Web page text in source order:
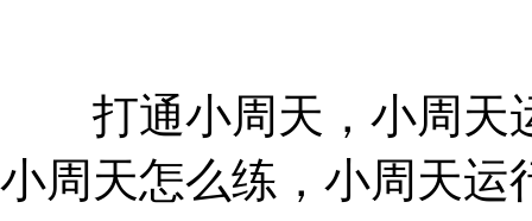
打通小周天，小周天
小周天怎么练，小周天运